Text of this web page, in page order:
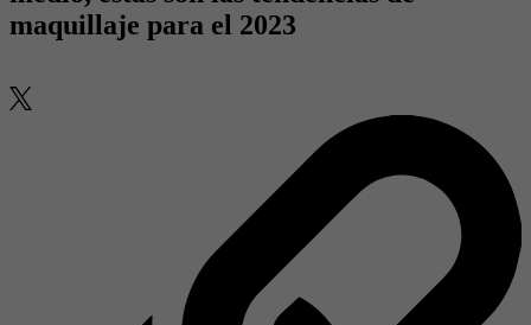
maquillaje para el 2023